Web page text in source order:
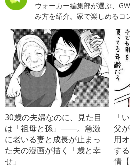
ウォーカー編集部が選ぶ、
み方を紹介。家で楽しめるコ
30歳の夫婦なのに、見た目
は「祖母と孫」――。急激
に老いる妻と成長が止まっ
た夫の漫画が描く「歳と幸
せ」
「
父
用
す
情